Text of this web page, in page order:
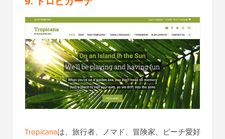
Tropicanaは、旅行者、ノマド、冒険家、ビーチ愛好